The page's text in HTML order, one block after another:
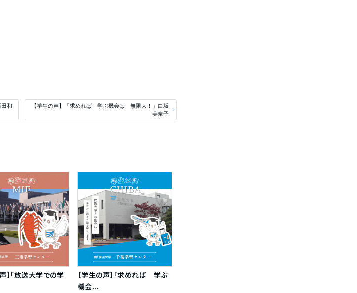
田和
【学生の声】「求めれば 学ぶ機会は 無限大！」白坂
美奈子
】「放送大学での学
【学生の声】「求めれば 学ぶ
機会...